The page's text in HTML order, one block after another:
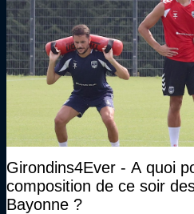
Girondins4Ever - A quoi
composition de ce soir
Bayonne ?